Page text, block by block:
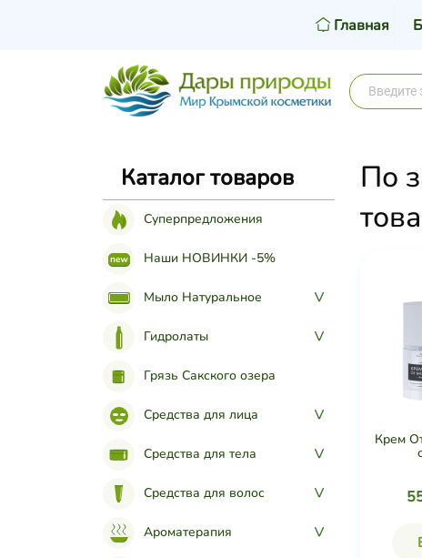
Главная
Каталог товаров
Суперпредложения
Наши НОВИНКИ -5%
Мыло Натуральное >
Гидролаты >
Грязь Сакского озера
Средства для лица >
Средства для тела >
Средства для волос >
Ароматерапия >
По
Крем